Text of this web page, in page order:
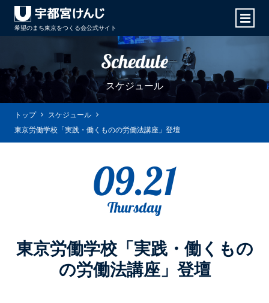
希望のまち東京をつくる会公式サイト
Schedule
スケジュール
トップ
スケジュール
東京労働学校「実践・働くものの労働法講座」登壇
09.21
Thursday
東京労働学校「実践・働くもの
の労働法講座」登壇